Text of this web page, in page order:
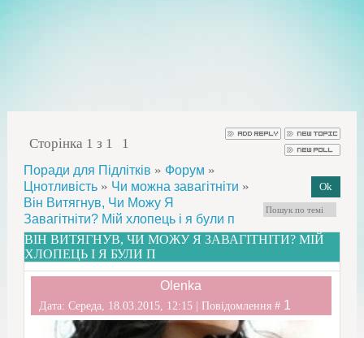
Сторінка 1 з 1 1
Поради для Підлітків » Форум »
Цнотливість » Чи можна завагітніти »
Він Витягнув, Чи Можу Я
Завагітніти? Мій хлопець і я були п
ВІН ВИТЯГНУВ, ЧИ МОЖУ Я ЗАВАГІТНІТИ? МІЙ
ХЛОПЕЦЬ І Я БУЛИ П
Olenka
Дата: Середа, 18.03.2015, 12:15 | Повідомлення # 1